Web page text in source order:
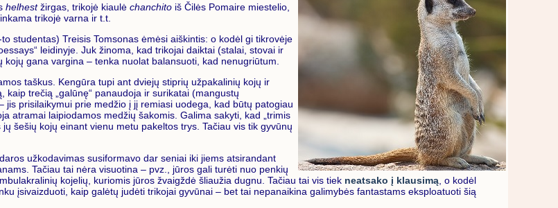
helhestžirgas, trikojė kiaulė chanchito iš Čilės Pomaire miestelio,
trikojė varna ir t.t.
studentas) Treisis Tomsonas ėmėsi aiškintis: o kodėl gi tikrovėje
leidinyje. Juk žinoma, kad trikojai daiktai (stalai, stovai ir
gana vargina – tenka nuolat balansuoti, kad nenugriūtum.
taškus. Kengūra tupi ant dviejų stiprių užpakalinių kojų ir
trečią „galūnę“ panaudoja ir surikatai (mangustų
prisilaikymui prie medžio į jį remiasi uodega, kad būtų patogiau
atramai laipiodamos medžių šakomis. Galima sakyti, kad „trimis
šešių kojų einant vienu metu pakeltos trys. Tačiau vis tik gyvūnų
užkodavimas susiformavo dar seniai iki jiems atsirandant
Tačiau tai nėra visuotina – pvz., jūros gali turėti nuo penkių
kojelių, kuriomis jūros žvaigždė šliaužia dugnu. Tačiau tai vis tiek neatsako į klausimą, o kodėl
įsivaizduoti, kaip galėtų judėti trikojai gyvūnai – bet tai nepanaikina galimybės fantastams eksploatuoti šią